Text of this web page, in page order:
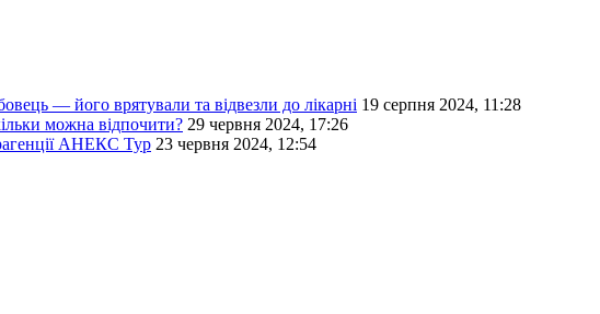
— його врятували та відвезли до лікарні 19 серпня 2024, 11:28
можна відпочити? 29 червня 2024, 17:26
АНЕКС Тур 23 червня 2024, 12:54